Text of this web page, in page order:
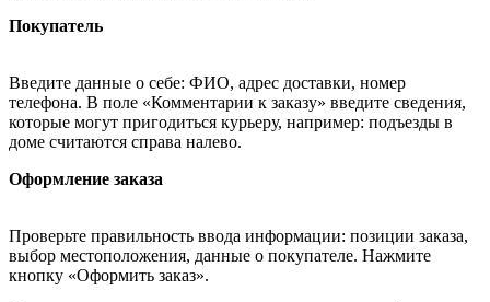
Покупатель
Введите данные о себе: ФИО, адрес доставки, номер
телефона. В поле «Комментарии к заказу» введите сведения,
которые могут пригодиться курьеру, например: подъезды в
доме считаются справа налево.
Оформление заказа
Проверьте правильность ввода информации: позиции заказа,
выбор местоположения, данные о покупателе. Нажмите
кнопку «Оформить заказ».